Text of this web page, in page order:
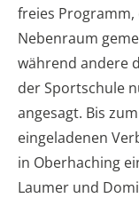
freies
Nebenraum
während andere
der Sportschule
angesagt. Bis
eingeladenen
in Oberhaching
Laumer und